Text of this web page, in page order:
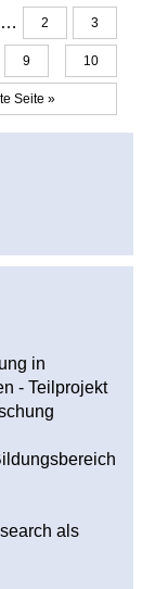
… 2 3
9 10
Seite »
in
- Teilprojekt
als